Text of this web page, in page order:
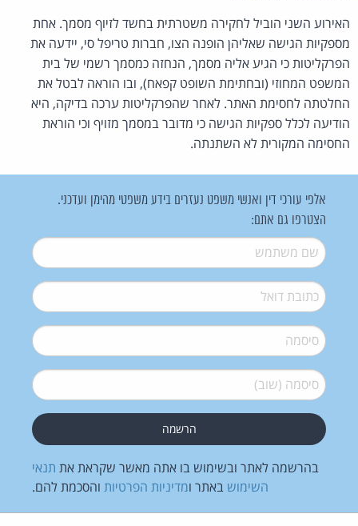
האירוע השני הוביל לחקירה משטרתית בחשד לזיוף מסמך. אחת
מספקיות הגישה שאליהן הופנה הצו, חברות טריפל סי, יידעה את
הפרקליטות כי הגיע אליה מסמך, הנחזה כמסמך רשמי של בית
המשפט המחוזי (ובחתימת השופט קפאח), ובו הוראה לבטל את
החלטתה לחסימת האתר. לאחר שהפרקליטות ערכה בדיקה, היא
הודיעה לכלל ספקיות הגישה כי מדובר במסמך מזויף וכי הוראת
החסימה המקורית לא השתנתה.
אלפי עורכי דין ואנשי משפט נעזרים בידע משפטי מהימן ועדכני.
הצטרפו גם אתם:
שם משתמש*
דואל*
סיסמה*
סיסמה (שוב)*
בהרשמה לאתר ובשימוש בו אתה מאשר שקראת את תנאי
השימוש באתר ומדיניות הפרטיות והסכמת להם.